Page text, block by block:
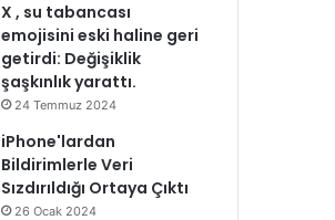
X , su tabancası
emojisini eski haline geri
getirdi: Değişiklik
şaşkınlık yarattı.
24 Temmuz 2024
iPhone'lardan
Bildirimlerle Veri
Sızdırıldığı Ortaya Çıktı
26 Ocak 2024